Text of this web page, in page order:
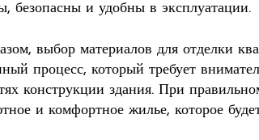
безопасны и удобны в эксплуатации.
выбор материалов для отделки
процесс, который требует
конструкции здания. При
и комфортное жилье, которое